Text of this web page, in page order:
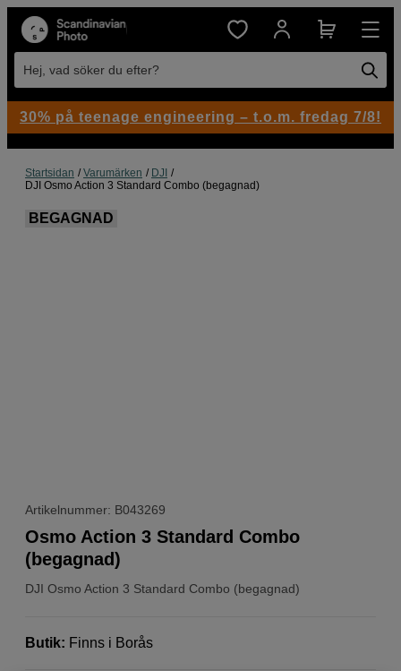
Hej, vad söker du efter?
Startsidan Varumärken
DJI
DJI Osmo Action 3 Standard Combo (begagnad)
BEGAGNAD
Artikelnummer: B043269
DJI Osmo Action 3 Standard Combo (begagnad)
Osmo Action 3 Standard Combo
(begagnad)
Butik: Finns i Borås
30% på teenage engineering – t.o.m. fredag 7/8!